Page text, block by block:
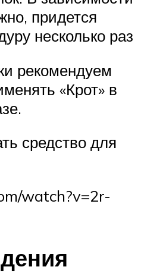
придется
несколько раз
рекомендуем
«Крот» в
средство для
watch?v=2r-